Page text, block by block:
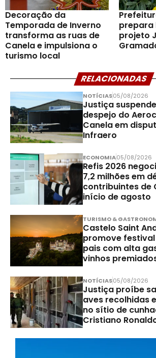
Decoração da
Temporada de Inverno
transforma as ruas de
Canela e impulsiona o
turismo local
prepara
projeto
RELACIONADAS
NOTÍCIAS05/08/2026
Justiça
despejo do
Canela em
Infraero
ECONOMIA05/08/2026
Refis 2026
7,2 milhões em
contribuintes de
início de agosto
TURISMO &
Castelo Saint
promove
pais com alta
vinhos
NOTÍCIAS05/08/2026
Justiça proíbe
aves recolhidas
no sítio de
Cristiano